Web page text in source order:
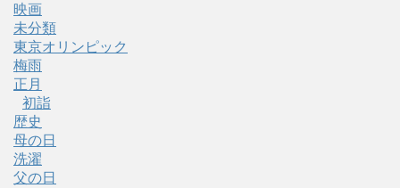
映画
未分類
東京オリンピック
梅雨
正月
初詣
歴史
母の日
洗濯
父の日